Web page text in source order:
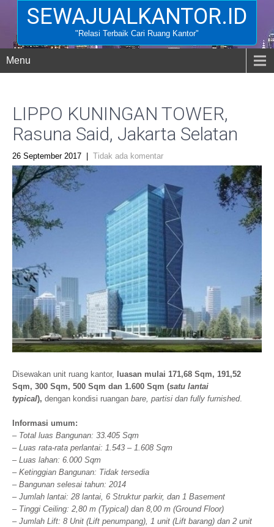
SEWAJUALKANTOR.ID
"Relasi Terbaik Cari Ruang Kantor"
Menu
LIPPO KUNINGAN TOWER,
Rasuna Said, Jakarta Selatan
26 September 2017 Tidak ada komentar
Disewakan unit ruang kantor, luasan mulai 171,68 Sqm, 191,52
Sqm, 300 Sqm, 500 Sqm dan 1.600 Sqm (satu lantai
typical), dengan kondisi ruangan bare, partisi dan fully furnished.
Informasi umum:
– Total luas Bangunan: 33.405 Sqm
– Luas rata-rata perlantai: 1.543 – 1.608 Sqm
– Luas lahan: 6.000 Sqm
– Ketinggian Bangunan: Tidak tersedia
– Bangunan selesai tahun: 2014
– Jumlah lantai: 28 lantai, 6 Struktur parkir, dan 1 Basement
– Tinggi Ceiling: 2,80 m (Typical) dan 8,00 m (Ground Floor)
– Jumlah Lift: 8 Unit (Lift penumpang), 1 unit (Lift barang) dan 2 unit